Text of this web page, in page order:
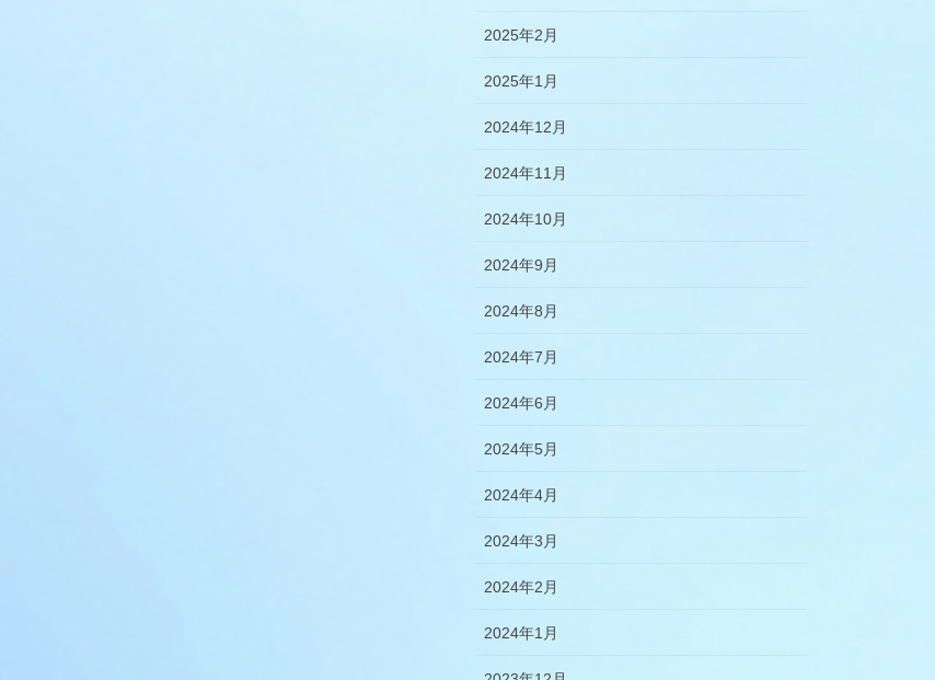
2025年2月
2025年1月
2024年12月
2024年11月
2024年10月
2024年9月
2024年8月
2024年7月
2024年6月
2024年5月
2024年4月
2024年3月
2024年2月
2024年1月